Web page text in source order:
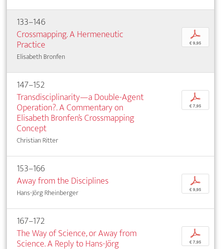
133–146
Crossmapping. A Hermeneutic
Practice
Elisabeth Bronfen
p
€ 9,95
147–152
Transdisciplinarity—a Double-Agent
Operation?. A Commentary on
Elisabeth Bronfen’s Crossmapping
Concept
Christian Ritter
p
€ 7,95
153–166
Away from the Disciplines
Hans-Jörg Rheinberger
p
€ 9,95
167–172
The Way of Science, or Away from
Science. A Reply to Hans-Jörg
p
€ 7,95